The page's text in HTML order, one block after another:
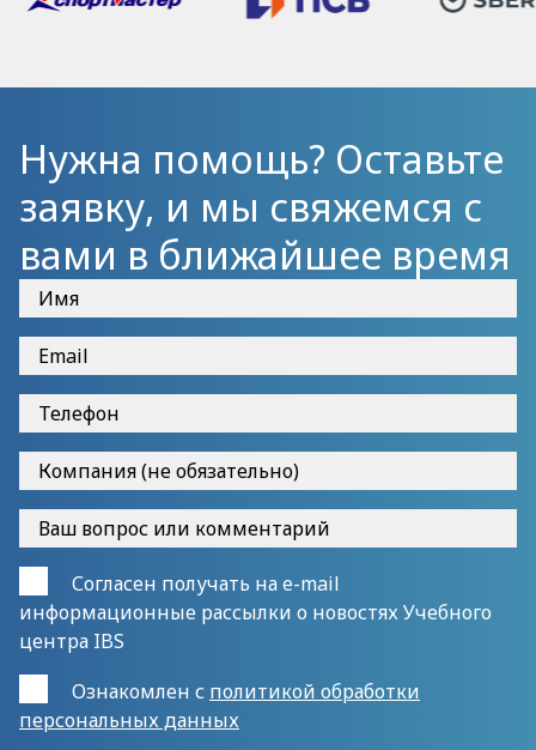
Нужна помощь? Оставьте
заявку, и мы свяжемся с
вами в ближайшее время
Согласен получать на e-mail
информационные рассылки о новостях Учебного
центра IBS
Ознакомлен с политикой обработки
персональных данных